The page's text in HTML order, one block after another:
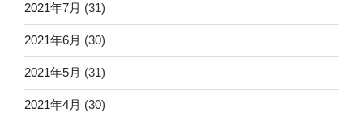
2021年7月 (31)
2021年6月 (30)
2021年5月 (31)
2021年4月 (30)